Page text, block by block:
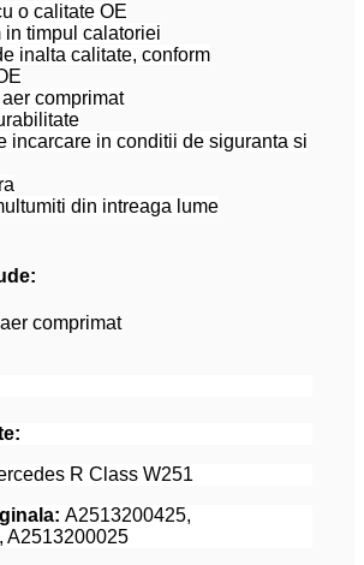
o calitate OE
in timpul calatoriei
inalta calitate, conform
comprimat
incarcare in conditii de siguranta si
din intreaga lume
comprimat
R Class W251
A2513200425,
A2513200025